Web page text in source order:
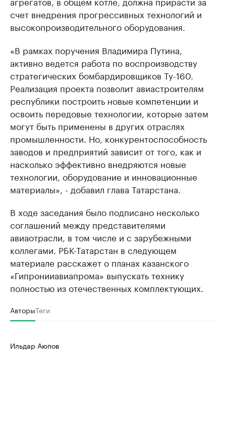
счет внедрения прогрессивных технологий и
высокопроизводительного оборудования.
«В рамках поручения Владимира Путина,
активно ведется работа по воспроизводству
стратегических бомбардировщиков Ту-160.
Реализация проекта позволит авиастроителям
республики построить новые компетенции и
освоить передовые технологии, которые затем
могут быть применены в других отраслях
промышленности. Но, конкурентоспособность
заводов и предприятий зависит от того, как и
насколько эффективно внедряются новые
технологии, оборудование и инновационные
материалы», - добавил глава Татарстана.
В ходе заседания было подписано несколько
соглашений между представителями
авиаотрасли, в том числе и с зарубежными
коллегами. РБК-Татарстан в следующем
материале расскажет о планах казанского
«Гипронииавиапрома» выпускать технику
полностью из отечественных комплектующих.
АвторыТеги
Ильдар Аюпов